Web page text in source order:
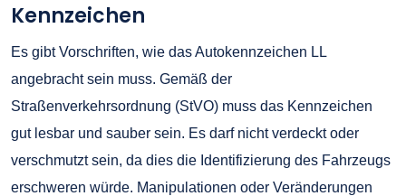
Kennzeichen
Es gibt Vorschriften, wie das Autokennzeichen LL
angebracht sein muss. Gemäß der
Straßenverkehrsordnung (StVO) muss das Kennzeichen
gut lesbar und sauber sein. Es darf nicht verdeckt oder
verschmutzt sein, da dies die Identifizierung des Fahrzeugs
erschweren würde. Manipulationen oder Veränderungen